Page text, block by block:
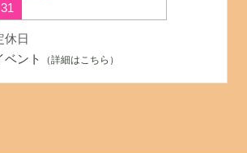
31
休日
ベント